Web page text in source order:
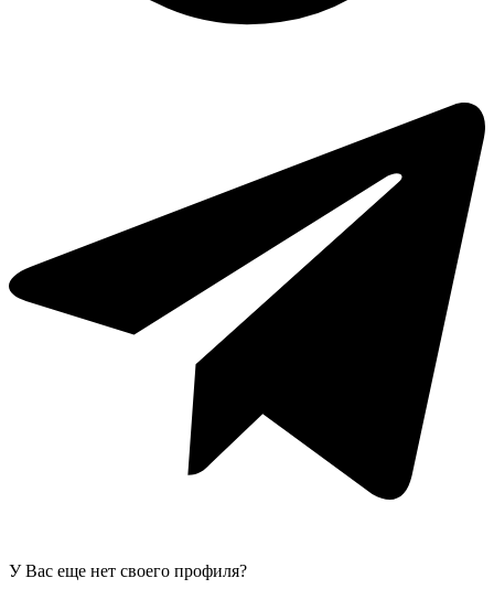
У Вас еще нет своего профиля?